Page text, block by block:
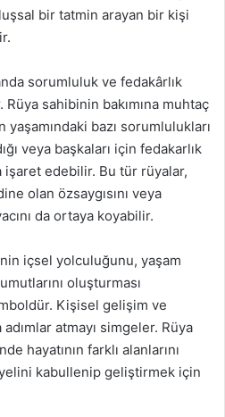
bir tatmin arayan bir kişi
sorumluluk ve fedakârlık
Rüya sahibinin bakımına muhtaç
bazı sorumlulukları
veya başkaları için fedakarlık
işaret edebilir. Bu tür rüyalar,
olan özsaygısını veya
da ortaya koyabilir.
içsel yolculuğunu, yaşam
oluşturması
Kişisel gelişim ve
atmayı simgeler. Rüya
hayatının farklı alanlarını
kabullenip geliştirmek için